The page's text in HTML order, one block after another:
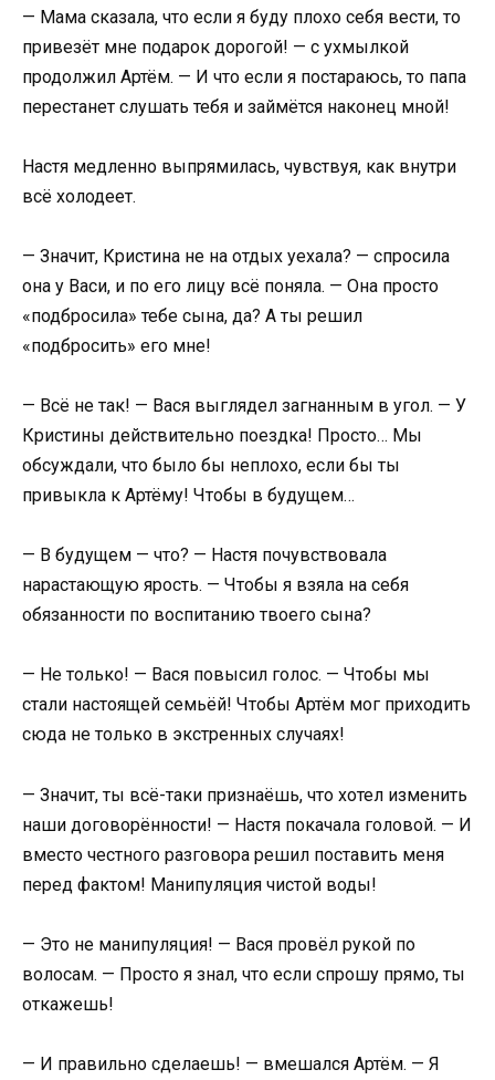
— Мама сказала, что если я буду плохо себя вести, то
привезёт мне подарок дорогой! — с ухмылкой
продолжил Артём. — И что если я постараюсь, то папа
перестанет слушать тебя и займётся наконец мной!
Настя медленно выпрямилась, чувствуя, как внутри
всё холодеет.
— Значит, Кристина не на отдых уехала? — спросила
она у Васи, и по его лицу всё поняла. — Она просто
«подбросила» тебе сына, да? А ты решил
«подбросить» его мне!
— Всё не так! — Вася выглядел загнанным в угол. — У
Кристины действительно поездка! Просто… Мы
обсуждали, что было бы неплохо, если бы ты
привыкла к Артёму! Чтобы в будущем…
— В будущем — что? — Настя почувствовала
нарастающую ярость. — Чтобы я взяла на себя
обязанности по воспитанию твоего сына?
— Не только! — Вася повысил голос. — Чтобы мы
стали настоящей семьёй! Чтобы Артём мог приходить
сюда не только в экстренных случаях!
— Значит, ты всё-таки признаёшь, что хотел изменить
наши договорённости! — Настя покачала головой. — И
вместо честного разговора решил поставить меня
перед фактом! Манипуляция чистой воды!
— Это не манипуляция! — Вася провёл рукой по
волосам. — Просто я знал, что если спрошу прямо, ты
откажешь!
— И правильно сделаешь! — вмешался Артём. — Я